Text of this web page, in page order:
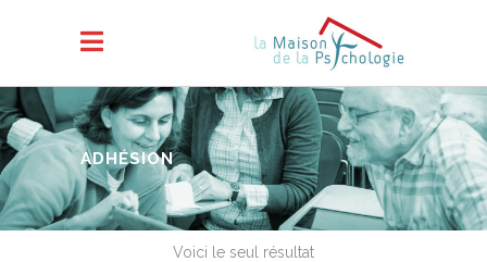
ADHÉSION
Voici le seul résultat